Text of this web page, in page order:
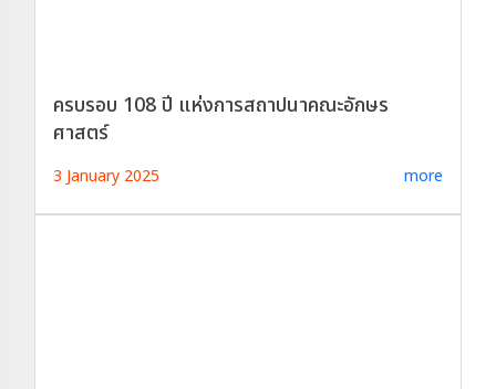
ครบรอบ 108 ปี แห่งการสถาปนาคณะอักษร
ศาสตร์
3 January 2025 more